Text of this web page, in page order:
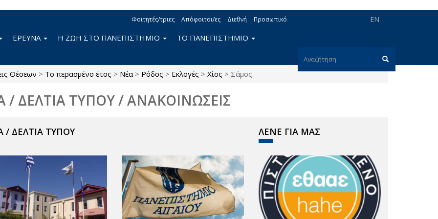
EN
Φοιτητές/τριες Απόφοιτοι/ες Διεθνή Προσωπικό
Φόρμα
ΕΡΕΥΝΑ Η ΖΩΗ ΣΤΟ ΠΑΝΕΠΙΣΤΗΜΙΟ ΤΟ ΠΑΝΕΠΙΣΤΗΜΙΟ
Θέσεων > Το περασμένο έτος > Νέα > Ρόδος > Εκλογές > Χίος > Σάμος
/ ΔΕΛΤΙΑ ΤΥΠΟΥ / ΑΝΑΚΟΙΝΩΣΕΙΣ
/ ΔΕΛΤΙΑ ΤΥΠΟΥ ΛΕΝΕ ΓΙΑ ΜΑΣ